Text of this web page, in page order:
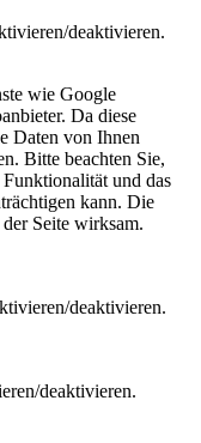
deaktivieren.
wie Google
Da diese
Daten von Ihnen
Bitte beachten Sie,
und das
kann. Die
Seite wirksam.
deaktivieren.
deaktivieren.